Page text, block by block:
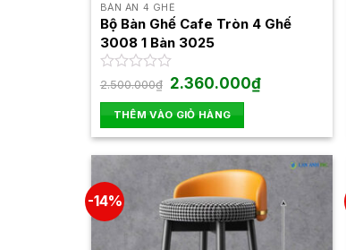
BÀN ĂN 4 GHẾ
Bộ Bàn Ghế Cafe Tròn 4 Ghế
3008 1 Bàn 3025
Được
hạng
0
5
sao
2.500.000₫ Giá
gốc
là:
2.500.000₫.
2.360.000₫Giá
hiện
THÊM VÀO GIỎ HÀNG
-14%